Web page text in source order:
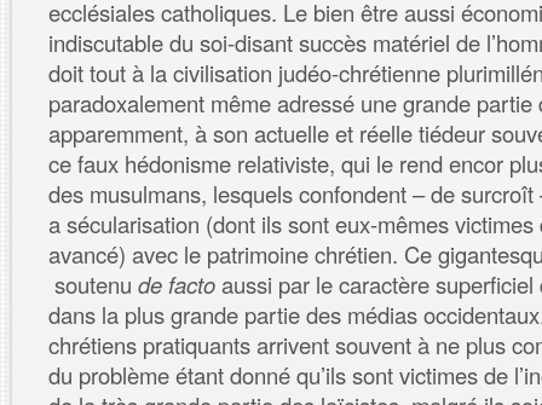
ecclésiales catholiques. Le bien être aussi
indiscutable du soi-disant succès matériel de
doit tout à la civilisation judéo-chrétienne
paradoxalement même adressé une grande partie
apparemment, à son actuelle et réelle tiédeur
ce faux hédonisme relativiste, qui le rend encor
des musulmans, lesquels confondent – de surcroît
a sécularisation (dont ils sont eux-mêmes
avancé) avec le patrimoine chrétien. Ce
soutenu de factoaussi par le caractère
dans la plus grande partie des médias
chrétiens pratiquants arrivent souvent à ne plus
du problème étant donné qu’ils sont victimes de